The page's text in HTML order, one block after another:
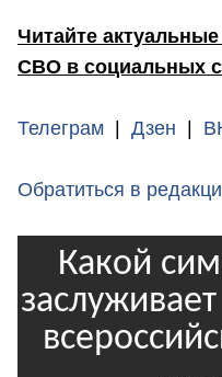
Читайте
СВО в социальных
Телеграм | Дзен |
Обратиться в